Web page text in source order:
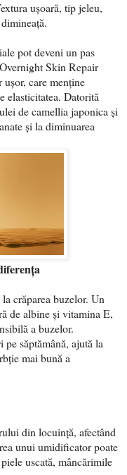
ușoară, tip jeleu,
pot deveni un pas
Skin Repair
care menține
elasticitatea. Datorită
de camellia japonica și
și la diminuarea
crăparea buzelor. Un
de albine și vitamina E,
a buzelor.
săptămână, ajută la
mai bună a
din locuință, afectând
unui umidificator poate
uscată, mâncărimile